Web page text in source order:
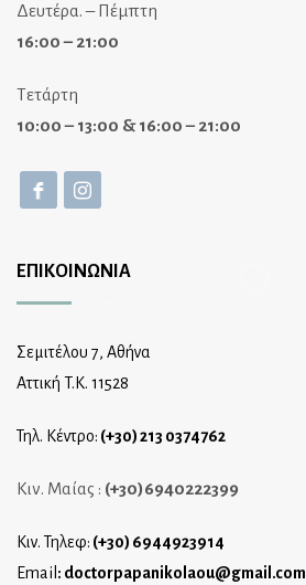
Δευτέρα. – Πέμπτη
16:00 – 21:00
Τετάρτη
10:00 – 13:00 & 16:00 – 21:00
ΕΠΙΚΟΙΝΩΝΙΑ
Σεμιτέλου 7, Αθήνα
Αττική T.K. 11528
Τηλ. Κέντρο: (+30) 213 0374762
Κιν. Μαίας : (+30)6940222399
Κιν. Τηλεφ: (+30) 6944923914
Email : doctorpapanikolaou@gmail.com